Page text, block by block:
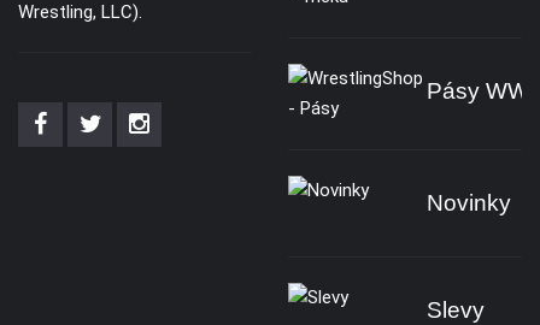
Wrestling, LLC).
Pásy
Novinky
Slevy